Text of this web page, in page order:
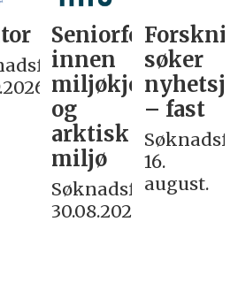
Seniorforsker
innen
miljøkjemi
og
arktisk
miljø
Søknadsfrist:
30.08.2026
søker
– fast
16.
august.